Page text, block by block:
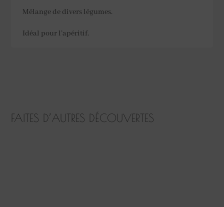
Mélange de divers légumes.
Idéal pour l’apéritif.
FAITES D’AUTRES DÉCOUVERTES